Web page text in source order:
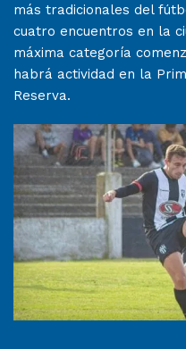
más tradicionales del
cuatro encuentros en la
máxima categoría
habrá actividad en la
Reserva.